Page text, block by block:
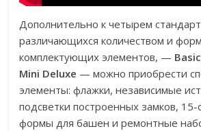
Дополнительно к четырем
различающихся количеством и
комплектующих элементов, —
Mini Deluxe — можно приобрести
элементы: флажки, независимые
подсветки построенных замков,
формы для башен и ремонтные